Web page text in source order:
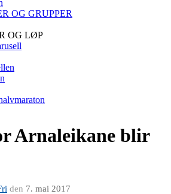
OG GRUPPER
OG LØP
Arnaleikane blir
den 7. mai 2017